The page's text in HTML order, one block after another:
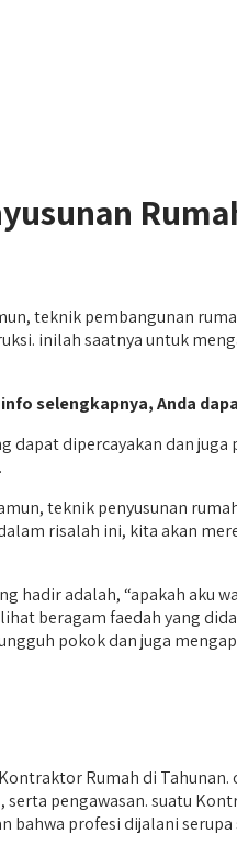
teknik pembangunan
inilah saatnya untuk
selengkapnya, Anda
dipercayakan dan
teknik penyusunan
risalah ini, kita akan
adalah, “apakah aku
beragam faedah yang
pokok dan juga
Rumah di
pengawasan. suatu
profesi dijalani